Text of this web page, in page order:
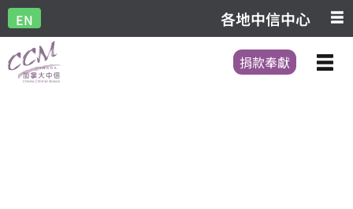
EN 各地中信中心
捐款奉獻